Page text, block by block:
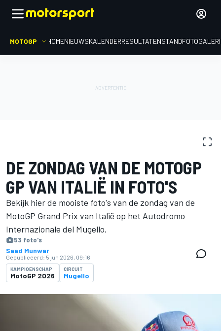
MOTOGP HOMENIEUWSKALENDERRESULTATENSTAND
DE ZONDAG VAN DE MOTOGP
GP VAN ITALIË IN FOTO'S
Bekijk hier de mooiste foto's van de zondag van de
MotoGP Grand Prix van Italië op het Autodromo
Internazionale del Mugello.
53 foto's
Saad Munwar
Gepubliceerd: 5 jun 2026, 09:16
KAMPIOENSCHAP
MotoGP 2026
CIRCUIT
Mugello